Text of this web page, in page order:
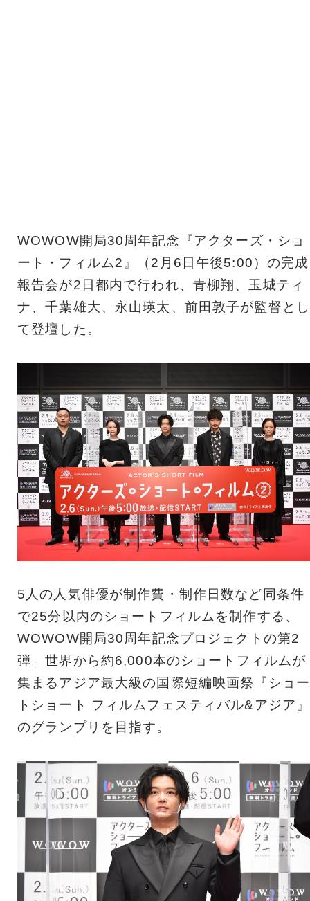
WOWOW開局30周年記念『アクターズ・ショ
ート・フィルム2』（2月6日午後5:00）の完成
報告会が2日都内で行われ、青柳翔、玉城ティ
ナ、千葉雄大、永山瑛太、前田敦子が監督とし
て登壇した。
5人の人気俳優が制作費・制作日数など同条件
で25分以内のショートフィルムを制作する、
WOWOW開局30周年記念プロジェクトの第2
弾。世界から約6,000本のショートフィルムが
集まるアジア最大級の国際短編映画祭『ショー
トショート フィルムフェスティバル&アジア』
のグランプリを目指す。